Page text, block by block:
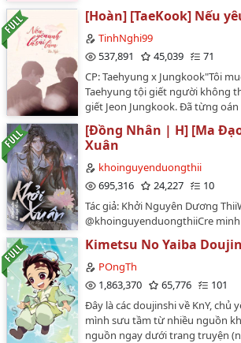
Madrid. - Đời thường, ít liên
mối quan hệ mập mờ với nhiều
Isagi teamate AU! Đừng hỏi vì
[Hoàn] [TaeKook] Nếu
TinhNghi99
537,891
45,039
71
CP: Taehyung x Jungkook"Tôi
Taehyung tội giết người không
giết Jeon Jungkook. Đã từng oán
Cũng đã từng yêu Jeon
từng là của anh..."Không đúng!
anh đã nhận ra điều này từ trước
từ đầu anh đã sai, anh đã cố tình
sai khi để cậu yêu anh!"Đừng
đâu cả... không được...""Anh đã
tìm lại em. Lần này, anh có
em nữa. Nếu muốn em hãy cứ
từng tồn tại trong cuộc sống của
làm được!""Hãy yêu người khác
anh...""..."Khai bút: 28/01/
chuyển ver…
[Đồng Nhân | H] [Ma
Xuân
khoinguyenduongthii
695,316
24,227
10
Tác giả: Khởi Nguyên Dương
@khoinguyenduongthiiCre minh
@khoinguyenduongthiiTên nhân
phẩm "Ma Đạo Tổ Sư" của tác
Khứu, cốt truyện có thể có chi
gốc!Lưu ý* OCC * Cấm reup*
cảnh 18+, ai không thích
Kimetsu No Yaiba
POngTh
1,863,370
65,776
101
Đây là các doujinshi về KnY, chủ
mình sưu tầm từ nhiều nguồn
nguồn ngay dưới trang truyện